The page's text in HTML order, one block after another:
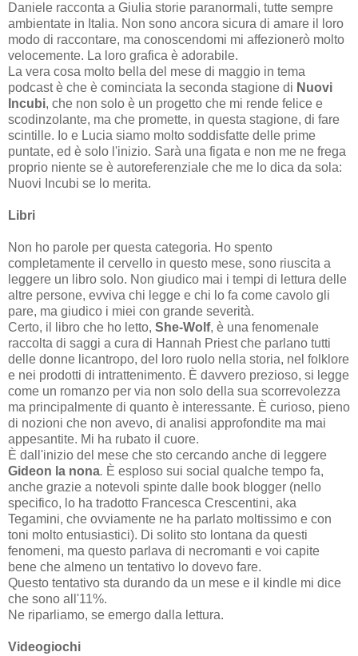
Daniele racconta a Giulia storie paranormali, tutte sempre
ambientate in Italia. Non sono ancora sicura di amare il loro
modo di raccontare, ma conoscendomi mi affezionerò molto
velocemente. La loro grafica è adorabile.
La vera cosa molto bella del mese di maggio in tema
podcast è che è cominciata la seconda stagione di Nuovi
Incubi, che non solo è un progetto che mi rende felice e
scodinzolante, ma che promette, in questa stagione, di fare
scintille. Io e Lucia siamo molto soddisfatte delle prime
puntate, ed è solo l'inizio. Sarà una figata e non me ne frega
proprio niente se è autoreferenziale che me lo dica da sola:
Nuovi Incubi se lo merita.
Libri
Non ho parole per questa categoria. Ho spento
completamente il cervello in questo mese, sono riuscita a
leggere un libro solo. Non giudico mai i tempi di lettura delle
altre persone, evviva chi legge e chi lo fa come cavolo gli
pare, ma giudico i miei con grande severità.
Certo, il libro che ho letto, She-Wolf, è una fenomenale
raccolta di saggi a cura di Hannah Priest che parlano tutti
delle donne licantropo, del loro ruolo nella storia, nel folklore
e nei prodotti di intrattenimento. È davvero prezioso, si legge
come un romanzo per via non solo della sua scorrevolezza
ma principalmente di quanto è interessante. È curioso, pieno
di nozioni che non avevo, di analisi approfondite ma mai
appesantite. Mi ha rubato il cuore.
È dall'inizio del mese che sto cercando anche di leggere
Gideon la nona. È esploso sui social qualche tempo fa,
anche grazie a notevoli spinte dalle book blogger (nello
specifico, lo ha tradotto Francesca Crescentini, aka
Tegamini, che ovviamente ne ha parlato moltissimo e con
toni molto entusiastici). Di solito sto lontana da questi
fenomeni, ma questo parlava di necromanti e voi capite
bene che almeno un tentativo lo dovevo fare.
Questo tentativo sta durando da un mese e il kindle mi dice
che sono all'11%.
Ne riparliamo, se emergo dalla lettura.
Videogiochi